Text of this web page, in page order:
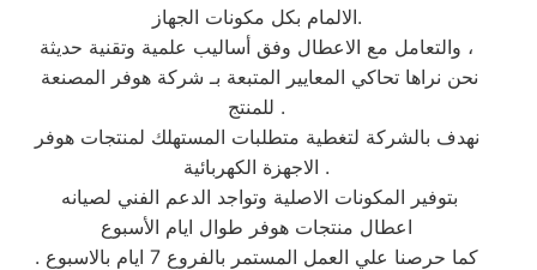
الالمام بكل مكونات الجهاز.
والتعامل مع الاعطال وفق أساليب علمية وتقنية حديثة ،
للمنتج .
نهدف بالشركة لتغطية متطلبات المستهلك لمنتجات هوفر
الاجهزة الكهربائية .
اعطال منتجات هوفر طوال ايام الأسبوع
. كما حرصنا علي العمل المستمر بالفروع 7 ايام بالاسبوع